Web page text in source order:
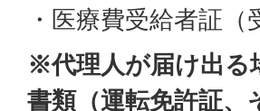
・医療費受給者証（
※代理人が届け出る
書類（運転免許証、